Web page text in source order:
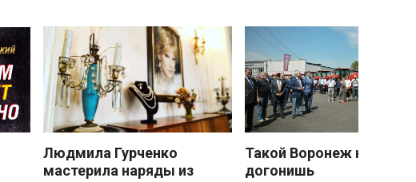
Людмила Гурченко
мастерила наряды из
Такой Воронеж не
догонишь